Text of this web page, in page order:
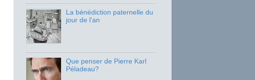
La bénédiction paternelle du
jour de l'an
Que penser de Pierre Karl
Péladeau?